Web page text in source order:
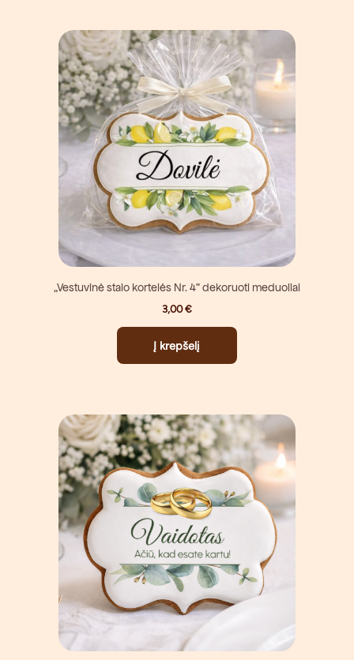
„Vestuvinė stalo kortelės Nr. 4” dekoruoti meduoliai
3,00€
Į krepšelį